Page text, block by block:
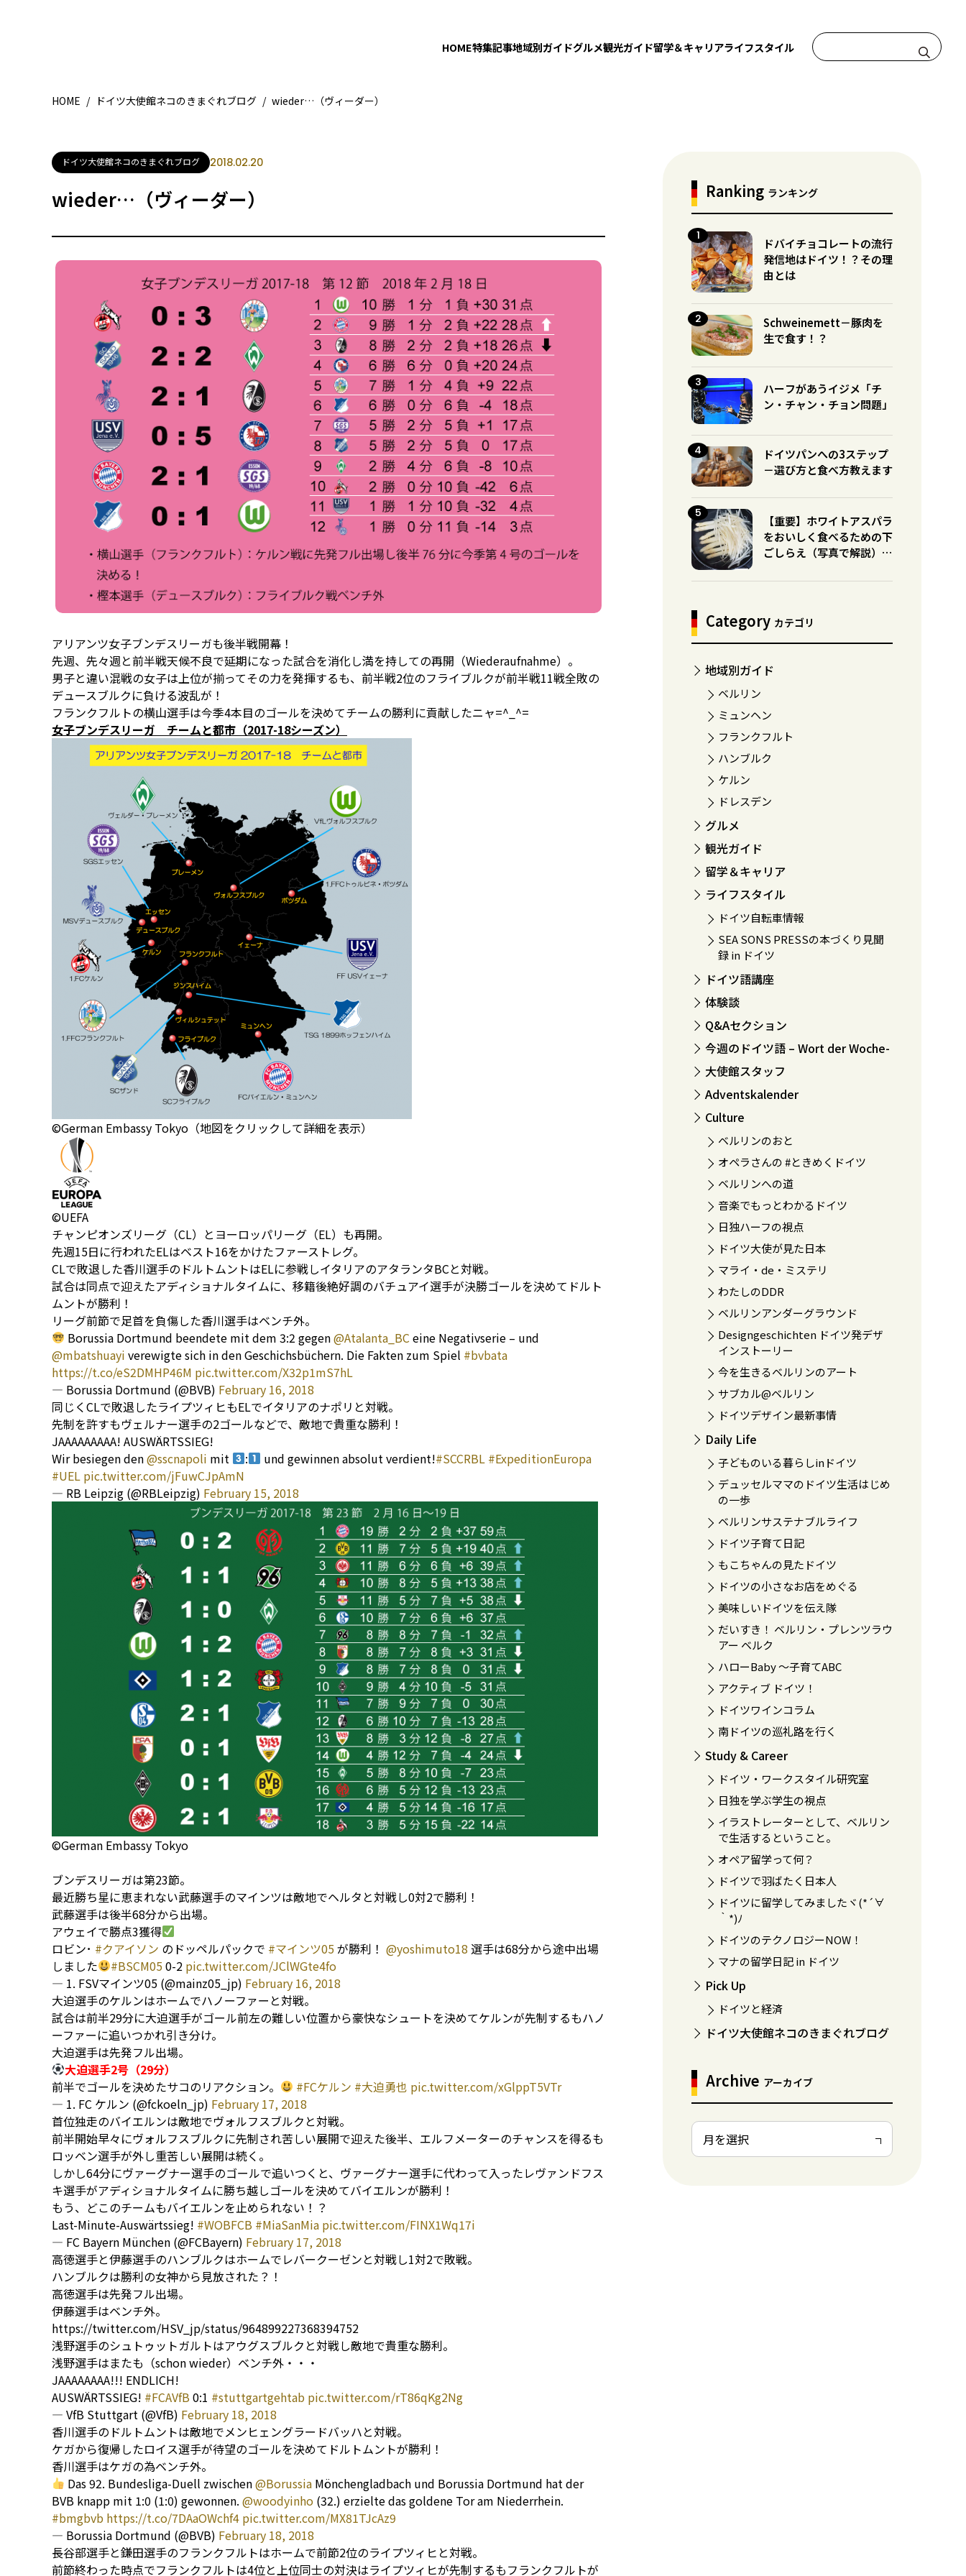
HOME特集記事地域別ガイドグルメ観光ガイド留学＆キャリアライフスタイル
HOME / ドイツ大使館ネコのきまぐれブログ / wieder…（ヴィーダー）
ドイツ大使館ネコのきまぐれブログ 2018.02.20
wieder…（ヴィーダー）
アリアンツ女子ブンデスリーガも後半戦開幕！
先週、先々週と前半戦天候不良で延期になった試合を消化し満を持しての再開（Wiederaufnahme）。
男子と違い混戦の女子は上位が揃ってその力を発揮するも、前半戦2位のフライブルクが前半戦11戦全敗の
デュースブルクに負ける波乱が！
フランクフルトの横山選手は今季4本目のゴールを決めてチームの勝利に貢献したニャ=^_^=
女子ブンデスリーガ チームと都市（2017-18シーズン）
©German Embassy Tokyo（地図をクリックして詳細を表示）
©UEFA
チャンピオンズリーグ（CL）とヨーロッパリーグ（EL）も再開。
先週15日に行われたELはベスト16をかけたファーストレグ。
CLで敗退した香川選手のドルトムントはELに参戦しイタリアのアタランタBCと対戦。
試合は同点で迎えたアディショナルタイムに、移籍後絶好調のバチュアイ選手が決勝ゴールを決めてドルト
ムントが勝利！
リーグ前節で足首を負傷した香川選手はベンチ外。
Borussia Dortmund beendete mit dem 3:2 gegen@Atalanta_BCeine Negativserie – und
@mbatshuayi verewigte sich in den Geschichsbüchern. Die Fakten zum Spiel #bvbata
https://t.co/eS2DMHP46M pic.twitter.com/X32p1mS7hL
— Borussia Dortmund (@BVB) February 16, 2018
同じくCLで敗退したライプツィヒもELでイタリアのナポリと対戦。
先制を許すもヴェルナー選手の2ゴールなどで、敵地で貴重な勝利！
JAAAAAAAAA! AUSWÄRTSSIEG!
Wir besiegen den@sscnapoli mit : und gewinnen absolut verdient!#SCCRBL #ExpeditionEuropa
#UEL pic.twitter.com/jFuwCJpAmN
— RB Leipzig (@RBLeipzig) February 15, 2018
©German Embassy Tokyo
ブンデスリーガは第23節。
最近勝ち星に恵まれない武藤選手のマインツは敵地でヘルタと対戦し0対2で勝利！
武藤選手は後半68分から出場。
アウェイで勝点3獲得
ロビン･ #クアイソン のドッペルパックで #マインツ05が勝利！ @yoshimuto18 選手は68分から途中出場
しました
#BSCM050-2 pic.twitter.com/JClWGte4fo
— 1. FSVマインツ05 (@mainz05_jp) February 16, 2018
大迫選手のケルンはホームでハノーファーと対戦。
試合は前半29分に大迫選手がゴール前左の難しい位置から豪快なシュートを決めてケルンが先制するもハノ
ーファーに追いつかれ引き分け。
大迫選手は先発フル出場。
大迫選手2号（29分）
前半でゴールを決めたサコのリアクション。
#FCケルン #大迫勇也 pic.twitter.com/xGlppT5VTr
— 1. FC ケルン (@fckoeln_jp) February 17, 2018
首位独走のバイエルンは敵地でヴォルフスブルクと対戦。
前半開始早々にヴォルフスブルクに先制され苦しい展開で迎えた後半、エルフメーターのチャンスを得るも
ロッベン選手が外し重苦しい展開は続く。
しかし64分にヴァーグナー選手のゴールで追いつくと、ヴァーグナー選手に代わって入ったレヴァンドフス
キ選手がアディショナルタイムに勝ち越しゴールを決めてバイエルンが勝利！
もう、どこのチームもバイエルンを止められない！？
Last-Minute-Auswärtssieg! #WOBFCB #MiaSanMia pic.twitter.com/FINX1Wq17i
— FC Bayern München (@FCBayern) February 17, 2018
高徳選手と伊藤選手のハンブルクはホームでレバークーゼンと対戦し1対2で敗戦。
ハンブルクは勝利の女神から見放された？！
高徳選手は先発フル出場。
伊藤選手はベンチ外。
https://twitter.com/HSV_jp/status/964899227368394752
浅野選手のシュトゥットガルトはアウグスブルクと対戦し敵地で貴重な勝利。
浅野選手はまたも（schon wieder）ベンチ外・・・
JAAAAAAAA!!! ENDLICH!
AUSWÄRTSSIEG! #FCAVfB0:1 #stuttgartgehtab pic.twitter.com/rT86qKg2Ng
— VfB Stuttgart (@VfB) February 18, 2018
香川選手のドルトムントは敵地でメンヒェングラードバッハと対戦。
ケガから復帰したロイス選手が待望のゴールを決めてドルトムントが勝利！
香川選手はケガの為ベンチ外。
Das 92. Bundesliga-Duell zwischen@Borussia Mönchengladbach und Borussia Dortmund hat der
BVB knapp mit 1:0 (1:0) gewonnen. @woodyinho (32.) erzielte das goldene Tor am Niederrhein.
#bmgbvb https://t.co/7DAaOWchf4 pic.twitter.com/MX81TJcAz9
— Borussia Dortmund (@BVB) February 18, 2018
長谷部選手と鎌田選手のフランクフルトはホームで前節2位のライプツィヒと対戦。
前節終わった時点でフランクフルトは4位と上位同士の対決はライプツィヒが先制するもフランクフルトが
Ranking ランキング
ドバイチョコレートの流行
発信地はドイツ！？その理
由とは
Schweinemett－豚肉を
生で食す！？
ハーフがあうイジメ「チ
ン・チャン・チョン問題」
ドイツパンへの3ステップ
－選び方と食べ方教えます
【重要】ホワイトアスパラ
をおいしく食べるための下
ごしらえ（写真で解説）※
Category カテゴリ
地域別ガイド
ベルリン
ミュンヘン
フランクフルト
ハンブルク
ケルン
ドレスデン
グルメ
観光ガイド
留学＆キャリア
ライフスタイル
ドイツ自転車情報
SEA SONS PRESSの本づくり見聞
録 in ドイツ
ドイツ語講座
体験談
Q&Aセクション
今週のドイツ語 – Wort der Woche-
大使館スタッフ
Adventskalender
Culture
ベルリンのおと
オペラさんの #ときめくドイツ
ベルリンへの道
音楽でもっとわかるドイツ
日独ハーフの視点
ドイツ大使が見た日本
マライ・de・ミステリ
わたしのDDR
ベルリンアンダーグラウンド
Designgeschichten ドイツ発デザ
インストーリー
今を生きるベルリンのアート
サブカル@ベルリン
ドイツデザイン最新事情
Daily Life
子どものいる暮らしinドイツ
デュッセルママのドイツ生活はじめ
の一歩
ベルリンサステナブルライフ
ドイツ子育て日記
もこちゃんの見たドイツ
ドイツの小さなお店をめぐる
美味しいドイツを伝え隊
だいすき！ ベルリン・プレンツラウ
アー ベルク
ハローBaby 〜子育てABC
アクティブ ドイツ！
ドイツワインコラム
南ドイツの巡礼路を行く
Study & Career
ドイツ・ワークスタイル研究室
日独を学ぶ学生の視点
イラストレーターとして、ベルリン
で生活するということ。
オペア留学って何？
ドイツで羽ばたく日本人
ドイツに留学してみましたヾ(*´∀
｀*)ﾉ
ドイツのテクノロジーNOW！
マナの留学日記 in ドイツ
Pick Up
ドイツと経済
ドイツ大使館ネコのきまぐれブログ
Archive アーカイブ